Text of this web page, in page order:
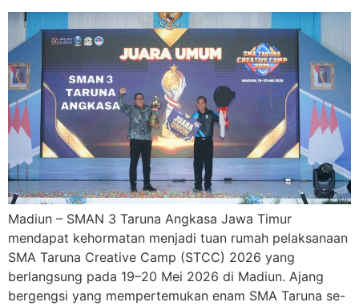
Madiun – SMAN 3 Taruna Angkasa Jawa Timur
mendapat kehormatan menjadi tuan rumah pelaksanaan
SMA Taruna Creative Camp (STCC) 2026 yang
berlangsung pada 19–20 Mei 2026 di Madiun. Ajang
bergengsi yang mempertemukan enam SMA Taruna se-